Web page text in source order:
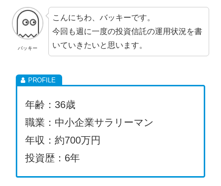
バッキー
こんにちわ、バッキーです。
今回も週に一度の投資信託の運用状況を書
いていきたいと思います。
年齢：36歳
職業：中小企業サラリーマン
年収：約700万円
投資歴：6年